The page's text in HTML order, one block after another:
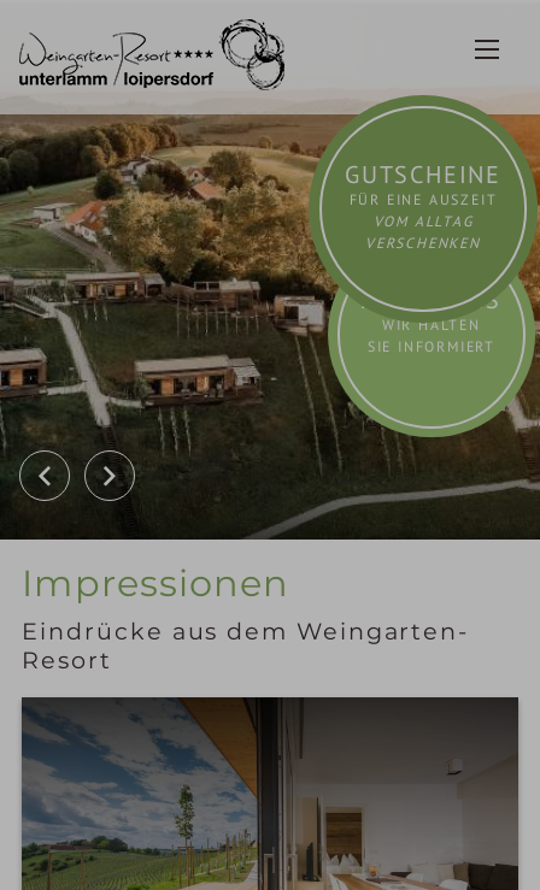
Inhalt
springen
GUTSCHEINE
FÜR EINE AUSZEIT
VOM ALLTAG
VERSCHENKEN
AKTUELLES
WIR HALTEN
SIE INFORMIERT
Impressionen
Eindrücke aus dem Weingarten-
Resort